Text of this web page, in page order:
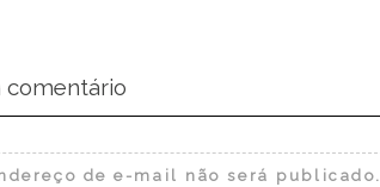
comentário
de e-mail não será publicado.